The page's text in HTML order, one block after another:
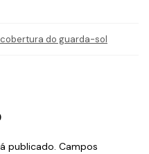
do guarda-sol
publicado. Campos